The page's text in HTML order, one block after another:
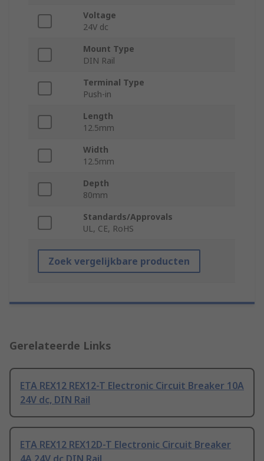
Voltage
24V dc
Mount Type
DIN Rail
Terminal Type
Push-in
Length
12.5mm
Width
12.5mm
Depth
80mm
Standards/Approvals
UL, CE, RoHS
Zoek vergelijkbare producten
Gerelateerde Links
ETA REX12 REX12-T Electronic Circuit Breaker 10A
24V dc, DIN Rail
ETA REX12 REX12D-T Electronic Circuit Breaker